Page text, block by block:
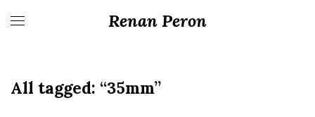
Renan Peron
All tagged: “35mm”